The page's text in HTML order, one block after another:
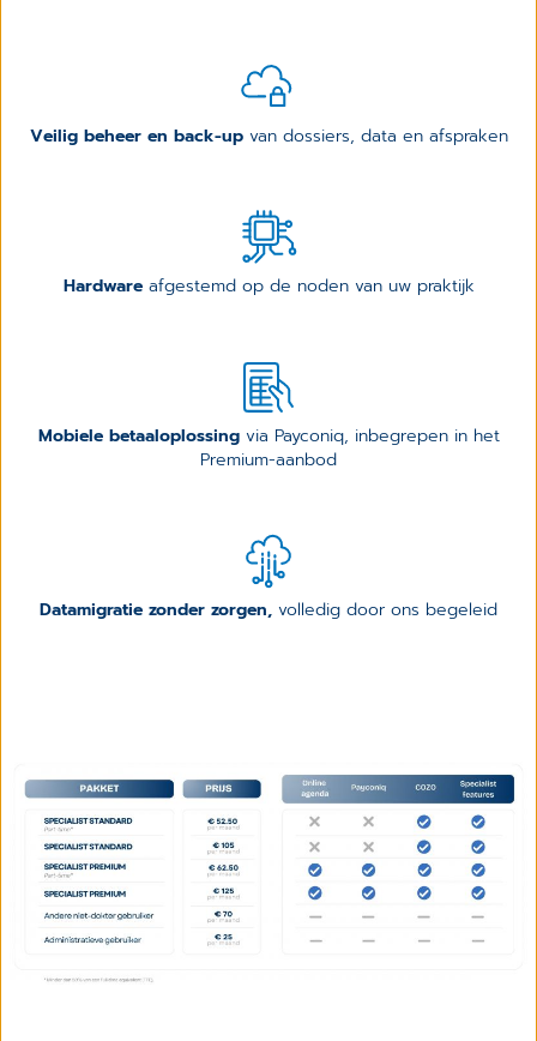
Veilig beheer en back-upvan dossiers, data en afspraken
Hardware afgestemd op de noden van uw praktijk
Mobiele betaaloplossingvia Payconiq, inbegrepen in het
Premium-aanbod
Datamigratie zonder zorgen, volledig door ons begeleid